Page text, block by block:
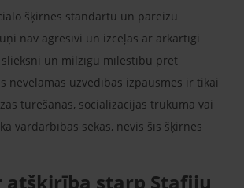
šķirnes standartu un pareizu
nav agresīvi un izceļas ar ārkārtīgi
un milzīgu mīlestību pret
nevēlamas uzvedības izpausmes ir tikai
turēšanas, socializācijas trūkuma vai
vardarbības sekas, nevis šīs šķirnes
atšķirība starp Stafiju